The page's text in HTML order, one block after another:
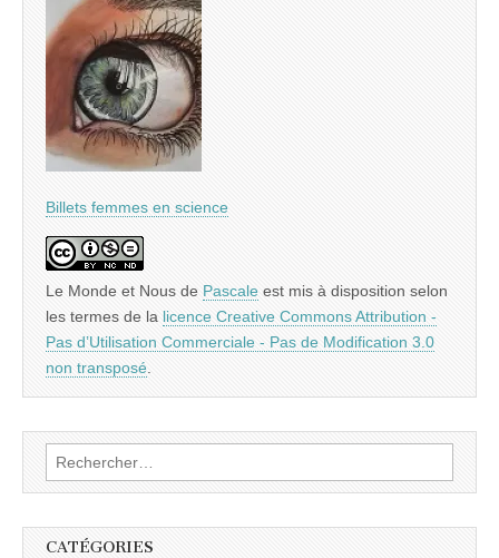
Billets femmes en science
Le Monde et Nous de Pascale est mis à disposition selon
les termes de la licence Creative Commons Attribution -
Pas d’Utilisation Commerciale - Pas de Modification 3.0
non transposé
Rechercher :
CATÉGORIES